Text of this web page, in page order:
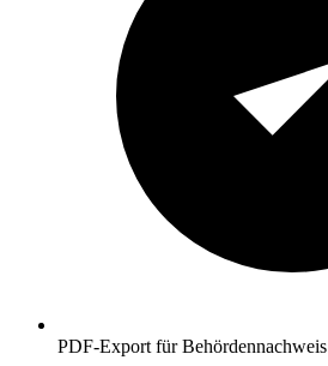
PDF-Export für Behördennachweis